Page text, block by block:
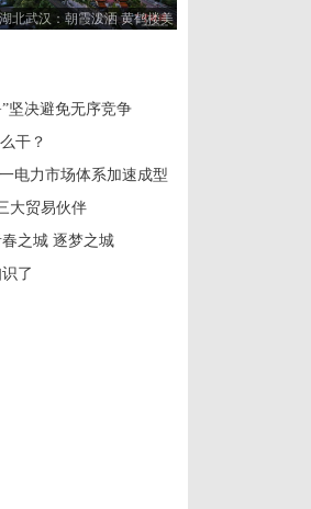
北武汉：朝霞泼洒 黄鹤楼美
坚决避免无序竞争
干？
电力市场体系加速成型
大贸易伙伴
之城 逐梦之城
了